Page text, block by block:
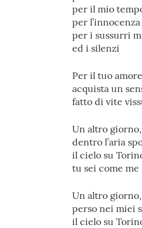
per il mio
per
per i sussurri
ed i silenzi
Per il tuo
acquista un
fatto di vite
Un altro
dentro l’aria
il cielo su
tu sei come me
Un altro
perso nei miei
il cielo su